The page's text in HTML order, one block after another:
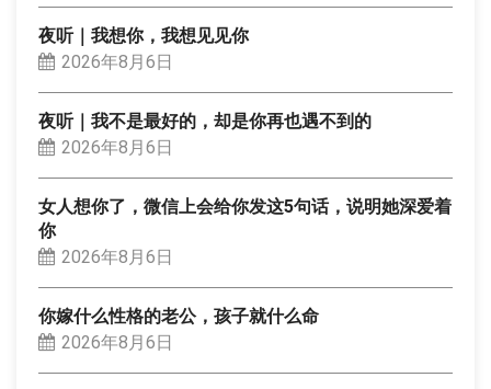
夜听｜我想你，我想见见你
2026年8月6日
夜听｜我不是最好的，却是你再也遇不到的
2026年8月6日
女人想你了，微信上会给你发这5句话，说明她深爱着
你
2026年8月6日
你嫁什么性格的老公，孩子就什么命
2026年8月6日